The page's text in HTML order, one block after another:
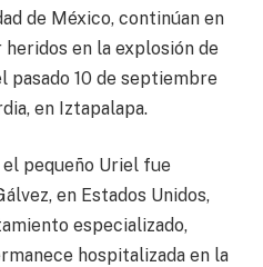
de México, continúan en
en la explosión de
pasado 10 de septiembre
en Iztapalapa.
pequeño Uriel fue
en Estados Unidos,
especializado,
hospitalizada en la